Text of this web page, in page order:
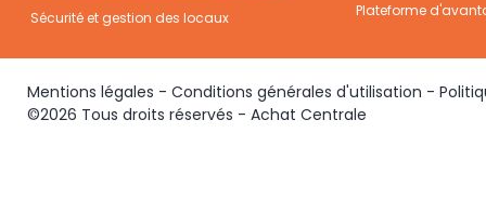
Sécurité et gestion des locaux
Plateforme
Mentions légales - Conditions générales d'utilisation -
©2026 Tous droits réservés - Achat Centrale